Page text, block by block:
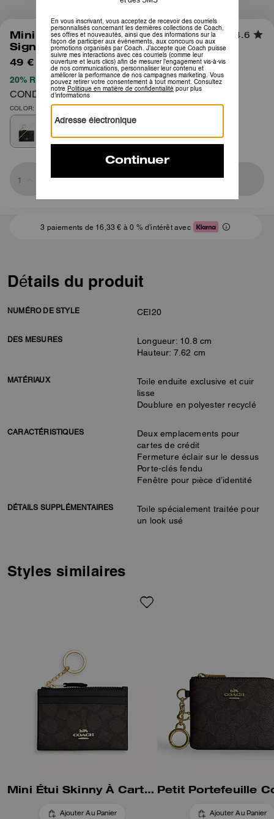
1/3
Mini Étui Slim Pour Cartes En Toile
Signature Loved
4.6
49 € 95 €
20% REMISE APPLIQUÉE LORS DU PAIEMENT
CONDITIONS GÉNÉRALES COMPLÈTES ICI
COLOR: Or/Brun
3 paiements de 16,33 € à 0 % d'intérêt avec
Détails du produit
NUMÉRO DE STYLE CEI20
DES MESURES
Longueur: 10.8 cm
Hauteur: 7.62 cm
MATÉRIAUX
Toile enduite exclusive et cuir
lisse
Doublure en polyester recyclé
CARACTÉRISTIQUES
Deux emplacements pour
cartes de crédit
Fermeture éclair sur le dessus
Porte-clés fendu
Fenêtre pour pièce d’identité
DÉTAILS SUPPLÉMENTAIRES
Toile spécialement traitée pour
un look usé
Styles similaires
Mini Étui Skinny À Carte En Toile Signature
Ajouter Au Panier Ajouter Au Panier